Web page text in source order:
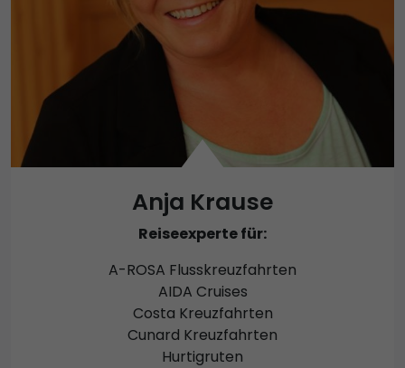
Anja Krause
Reiseexperte für:
A-ROSA Flusskreuzfahrten
AIDA Cruises
Costa Kreuzfahrten
Cunard Kreuzfahrten
Hurtigruten